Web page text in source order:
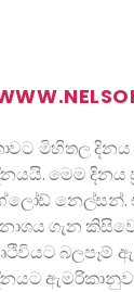
මිහිතල දිනය
මෙම දිනය
නෙල්සන්.
ගැන
බලපෑම්